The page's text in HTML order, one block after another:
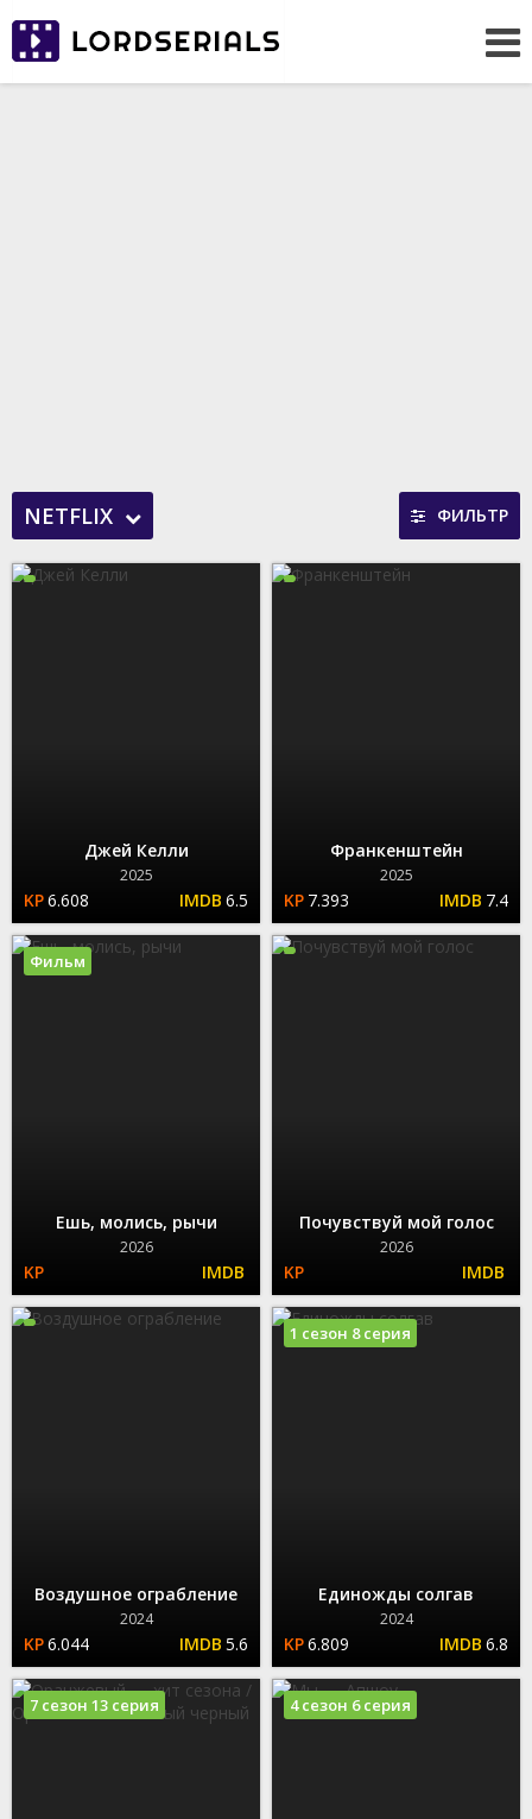
NETFLIX ФИЛЬТР
Джей Келли
2025
6.608 6.5
Франкенштейн
2025
7.393 7.4
Ешь, молись, рычи
2026
Фильм
Почувствуй мой голос
2026
Воздушное ограбление
2024
6.044 5.6
Единожды солгав
2024
6.809 6.8
1 сезон 8 серия
7 сезон 13 серия 4 сезон 6 серия